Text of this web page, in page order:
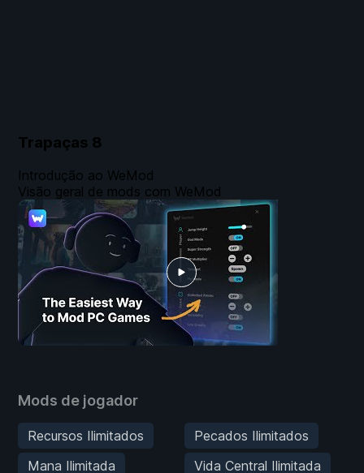
Trapaças 8
Mods de jogador
Recursos Ilimitados
Pecados Ilimitados
Mana Ilimitada
Vida Central Ilimitada
Introdução ao WeMod
Visão geral de mods com WeMod